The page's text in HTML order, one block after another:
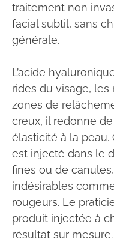
traitement non
facial subtil, sans
générale.
L’acide
rides du visage,
zones de
creux, il redonne
élasticité à la
est injecté dans le
fines ou de
indésirables
rougeurs. Le
produit injectée à
résultat sur mesure.